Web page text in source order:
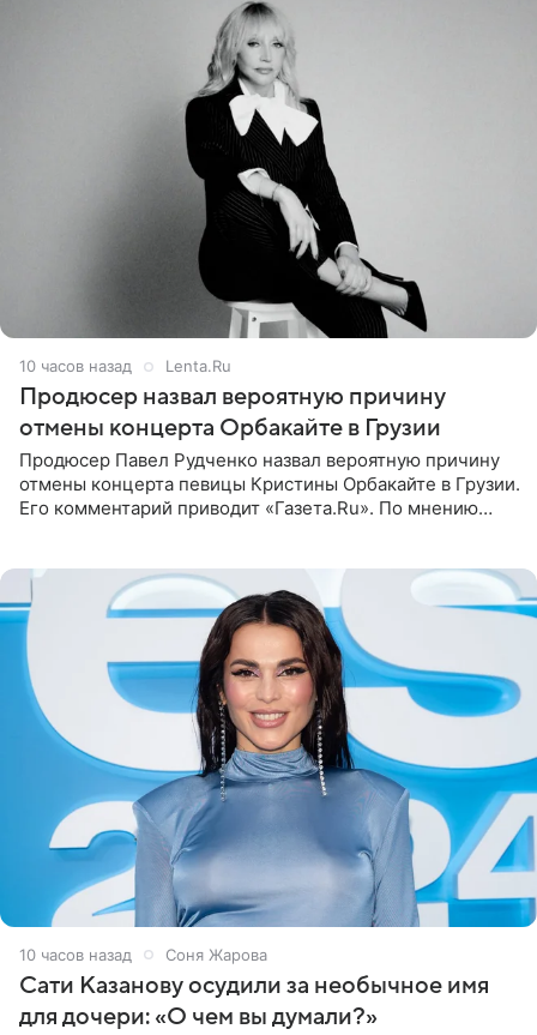
10 часов назад Lenta.Ru
Продюсер назвал вероятную причину
отмены концерта Орбакайте в Грузии
Продюсер Павел Рудченко назвал вероятную причину
отмены концерта певицы Кристины Орбакайте в Грузии.
Его комментарий приводит «Газета.Ru». По мнению
10 часов назад Соня Жарова
Сати Казанову осудили за необычное имя
для дочери: «О чем вы думали?»